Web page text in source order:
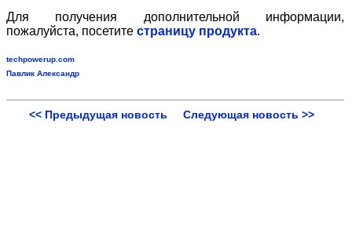
Для получения дополнительной информации,
пожалуйста, посетите страницу продукта.
techpowerup.com
Павлик Александр
<< Предыдущая новость Следующая новость >>